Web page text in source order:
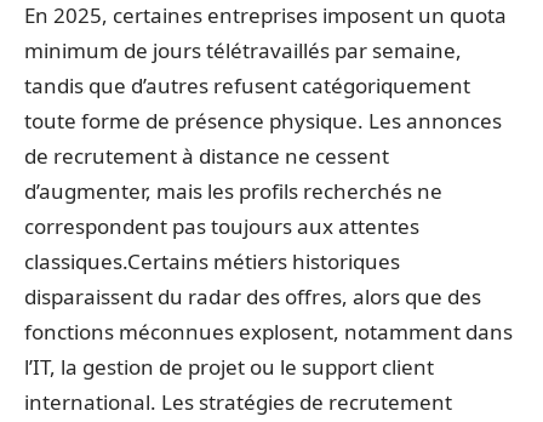
En 2025, certaines entreprises imposent un quota
minimum de jours télétravaillés par semaine,
tandis que d’autres refusent catégoriquement
toute forme de présence physique. Les annonces
de recrutement à distance ne cessent
d’augmenter, mais les profils recherchés ne
correspondent pas toujours aux attentes
classiques.Certains métiers historiques
disparaissent du radar des offres, alors que des
fonctions méconnues explosent, notamment dans
l’IT, la gestion de projet ou le support client
international. Les stratégies de recrutement